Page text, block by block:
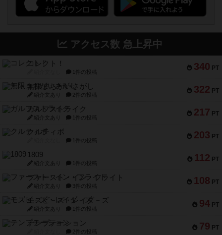
アクセス数 急上昇中
340 PT
コレクト！
1件の投稿
322 PT
無限まちがいさがし
紹介文あり 2件の投稿
217 PT
ガルフストライク
紹介文あり 1件の投稿
203 PT
クルティボ
1件の投稿
112 PT
1809
紹介文あり 1件の投稿
108 PT
ファースト・イン・フライト
紹介文あり 3件の投稿
94 PT
モズビ－ズ・レイダ－ズ
紹介文あり 1件の投稿
79 PT
テンプテーション
2件の投稿